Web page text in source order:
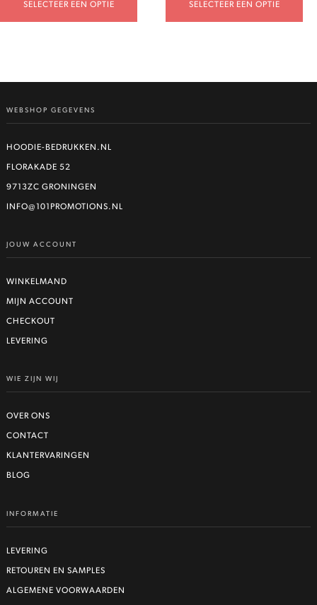
SELECTEER EEN OPTIE SELECTEER EEN OPTIE
WEBSHOP GEGEVENS
HOODIE-BEDRUKKEN.NL
FLORAKADE 52
9713ZC GRONINGEN
INFO@101PROMOTIONS.NL
JOUW ACCOUNT
WINKELMAND
MIJN ACCOUNT
CHECKOUT
LEVERING
WIE ZIJN WIJ
OVER ONS
CONTACT
KLANTERVARINGEN
BLOG
INFORMATIE
LEVERING
RETOUREN EN SAMPLES
ALGEMENE VOORWAARDEN